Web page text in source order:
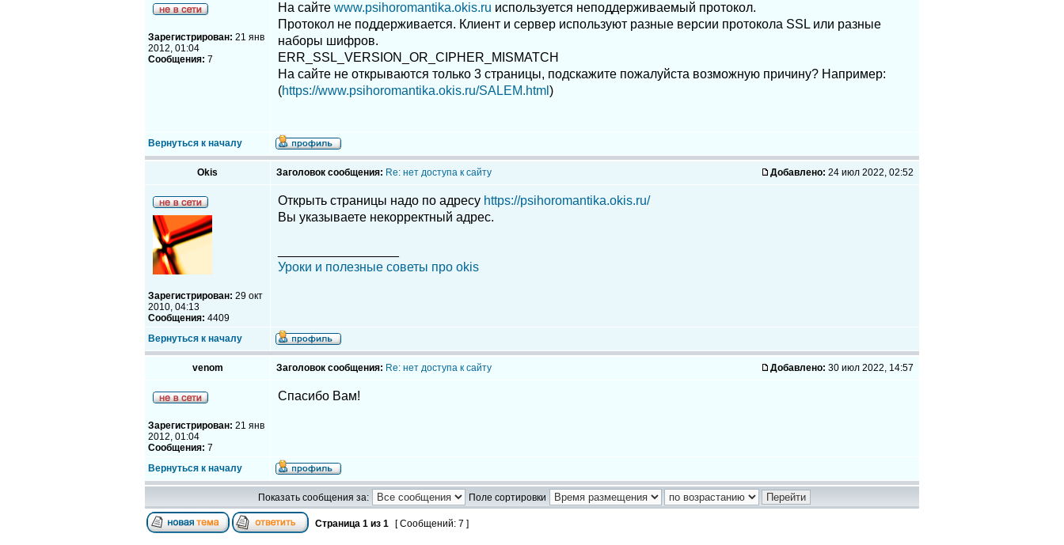
Зарегистрирован: 21 янв
2012, 01:04
Сообщения: 7
На сайте www.psihoromantika.okis.ru используется неподдерживаемый протокол.
Протокол не поддерживается. Клиент и сервер используют разные версии протокола SSL или разные
наборы шифров.
ERR_SSL_VERSION_OR_CIPHER_MISMATCH
На сайте не открываются только 3 страницы, подскажите пожалуйста возможную причину? Например:
(https://www.psihoromantika.okis.ru/SALEM.html )
Вернуться к началу
Okis Заголовок сообщения: Re: нет доступа к сайту Добавлено: 24 июл 2022, 02:52
Зарегистрирован: 29 окт
2010, 04:13
Сообщения: 4409
Открыть страницы надо по адресу https://psihoromantika.okis.ru/
Вы указываете некорректный адрес.
Уроки и полезные советы про okis
Вернуться к началу
venom Заголовок сообщения: Re: нет доступа к сайту Добавлено: 30 июл 2022, 14:57
Зарегистрирован: 21 янв
2012, 01:04
Сообщения: 7
Спасибо Вам!
Вернуться к началу
Показать сообщения за: Поле сортировки
Страница 1 из 1 [ Сообщений: 7 ]